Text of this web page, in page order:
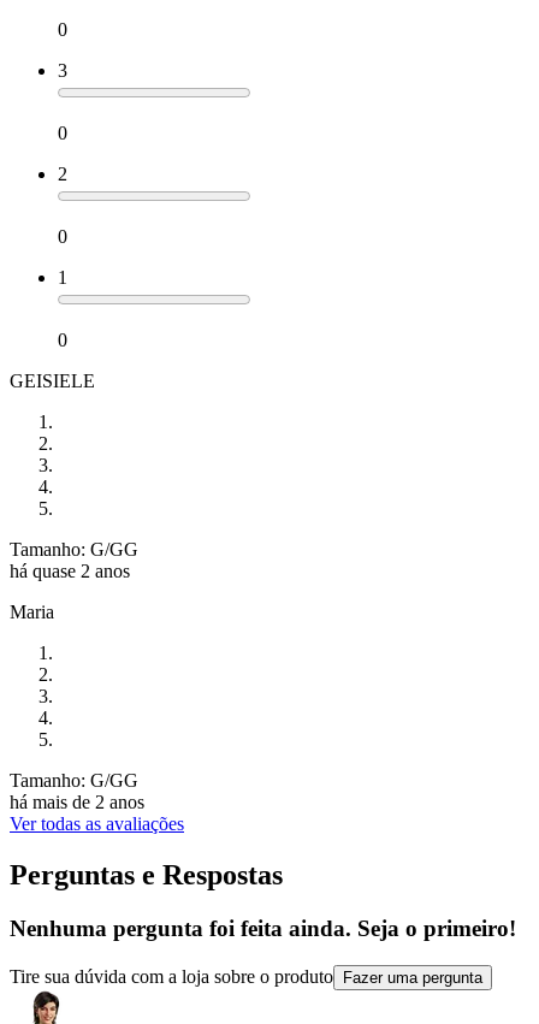
0
3
0
2
0
1
0
GEISIELE
Tamanho: G/GG
há quase 2 anos
Maria
Tamanho: G/GG
há mais de 2 anos
Ver todas as avaliações
Perguntas e Respostas
Nenhuma pergunta foi feita ainda. Seja o primeiro!
Tire sua dúvida com a loja sobre o produto Fazer uma pergunta